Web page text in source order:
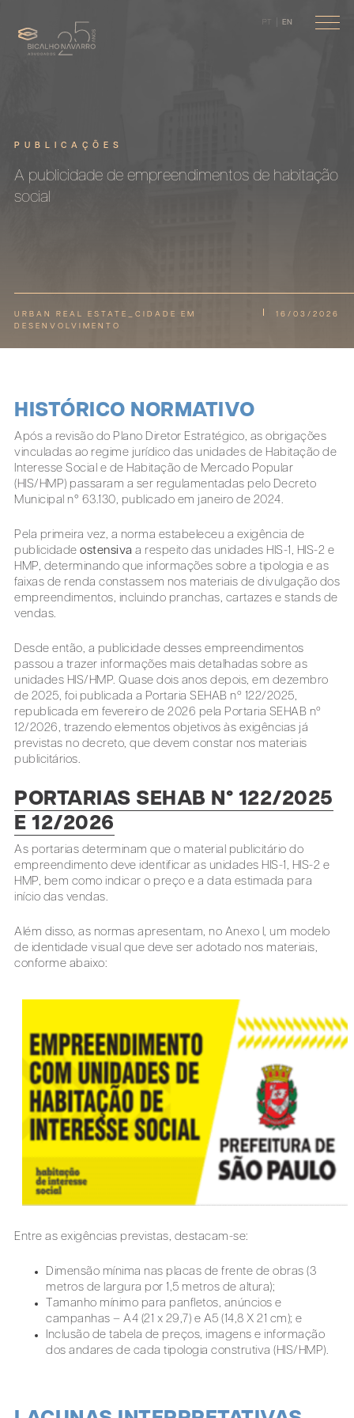
PT EN
PUBLICAÇÕES
A publicidade de empreendimentos de habitação
social
URBAN REAL ESTATE_CIDADE EM
DESENVOLVIMENTO
16/03/2026
HISTÓRICO NORMATIVO
Após a revisão do Plano Diretor Estratégico, as obrigações
vinculadas ao regime jurídico das unidades de Habitação de
Interesse Social e de Habitação de Mercado Popular
(HIS/HMP) passaram a ser regulamentadas pelo Decreto
Municipal n° 63.130, publicado em janeiro de 2024.
Pela primeira vez, a norma estabeleceu a exigência de
publicidade ostensiva a respeito das unidades HIS-1, HIS-2 e
HMP, determinando que informações sobre a tipologia e as
faixas de renda constassem nos materiais de divulgação dos
empreendimentos, incluindo pranchas, cartazes e stands de
vendas.
Desde então, a publicidade desses empreendimentos
passou a trazer informações mais detalhadas sobre as
unidades HIS/HMP. Quase dois anos depois, em dezembro
de 2025, foi publicada a Portaria SEHAB nº 122/2025,
republicada em fevereiro de 2026 pela Portaria SEHAB nº
12/2026, trazendo elementos objetivos às exigências já
previstas no decreto, que devem constar nos materiais
publicitários.
PORTARIAS SEHAB N° 122/2025
E 12/2026
As portarias determinam que o material publicitário do
empreendimento deve identificar as unidades HIS-1, HIS-2 e
HMP, bem como indicar o preço e a data estimada para
início das vendas.
Além disso, as normas apresentam, no Anexo I, um modelo
de identidade visual que deve ser adotado nos materiais,
conforme abaixo:
Entre as exigências previstas, destacam-se:
Dimensão mínima nas placas de frente de obras (3
metros de largura por 1,5 metros de altura);
Tamanho mínimo para panfletos, anúncios e
campanhas – A4 (21 x 29,7) e A5 (14,8 X 21 cm); e
Inclusão de tabela de preços, imagens e informação
dos andares de cada tipologia construtiva (HIS/HMP).